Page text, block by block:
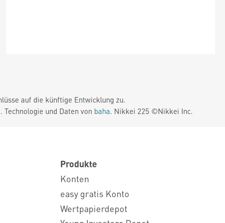
auf die künftige Entwicklung zu.
und Daten von baha. Nikkei 225 ©Nikkei Inc.
Produkte
Konten
easy gratis Konto
Wertpapierdepot